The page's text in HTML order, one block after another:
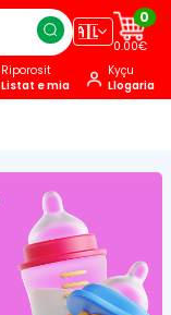
🇦🇱
0
0.00€
Riporosit
Listat e mia
Kyçu
Llogaria